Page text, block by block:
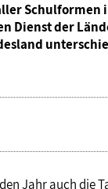
Schulformen
Dienst der
Jahr auch die